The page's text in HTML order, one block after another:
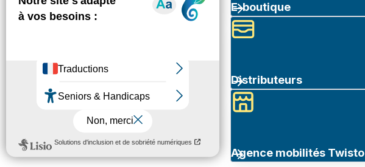
E-boutique
Distributeurs
Agence mobilités Twisto